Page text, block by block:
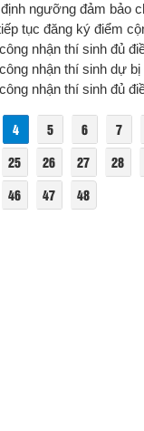
ngưỡng đảm bảo
tục đăng ký điểm
nhận thí sinh đủ
nhận thí sinh dự
nhận thí sinh đủ
4 5 6 7
25 26 27 28
46 47 48